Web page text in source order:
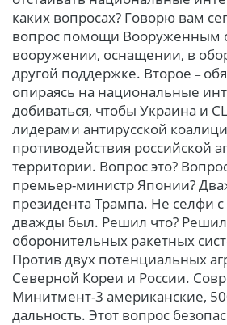
каких вопросах? Говорю вам
вопрос помощи Вооруженным
вооружении, оснащении, в
другой поддержке. Второе –
опираясь на национальные
добиваться, чтобы Украина и
лидерами антирусской
противодействия российской
территории. Вопрос это?
премьер-министр Японии?
президента Трампа. Не селфи
дважды был. Решил что? Решил
оборонительных ракетных
Против двух потенциальных
Северной Кореи и России.
Минитмент-3 американские,
дальность. Этот вопрос